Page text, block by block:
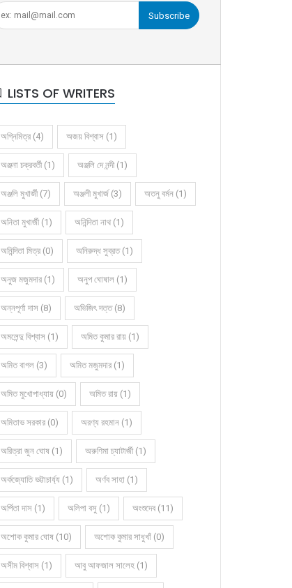
Subscribe
LISTS OF WRITERS
অগ্নিমিত্র (4) অজয় বিশ্বাস (1)
অঞ্জনা চক্রবর্তী (1) অঞ্জলি দে নন্দী (1)
অঞ্জলি মুখার্জী (7) অঞ্জলী মুখার্জ (3) অতনু বর্মন (1)
অনিতা মুখার্জী (1) অনিন্দিতা নাথ (1)
অনিন্দিতা মিত্র (0) অনিরুদ্ধ সুব্রত (1)
অনুজ মজুমদার (1) অনুপ ঘোষাল (1)
অন্নপূর্ণা দাস (8) অভিজিৎ দত্ত (8)
অমলেন্দু বিশ্বাস (1) অমিত কুমার রায় (1)
অমিত বাগল (3) অমিত মজুমদার (1)
অমিত মুখোপাধ্যায় (0) অমিত রায় (1)
অমিতাভ সরকার (0) অরণ্য রহমান (1)
অরিত্রা জুন ঘোষ (1) অরুণিমা চ্যাটার্জী (1)
অর্কজ্যোতি ভট্টাচার্য্য (1) অর্ণব সাহা (1)
অর্পিতা দাস (1) অলিপা বসু (1) অংশুদেব (11)
অশোক কুমার ঘোষ (10) অশোক কুমার সাধুখাঁ (0)
অসীম বিশ্বাস (1) আবু আফজাল সালেহ (1)